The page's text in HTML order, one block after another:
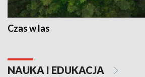
Czas w las
NAUKA I EDUKACJA